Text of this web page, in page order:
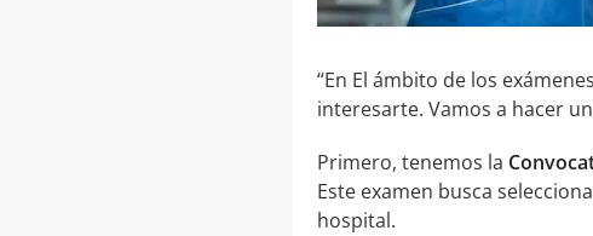
“En El ámbito de los
interesarte. Vamos a hacer
Primero, tenemos la
Este examen busca
hospital.